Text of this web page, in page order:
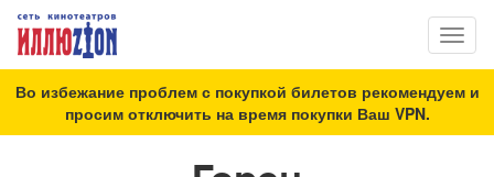
Во избежание проблем с покупкой билетов рекомендуем и
просим отключить на время покупки Ваш VPN.